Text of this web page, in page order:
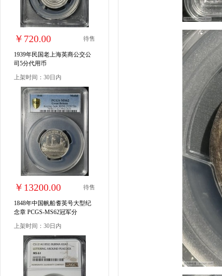
￥720.00 待售
1939年民国老上海英商公交公
司5分代用币
上架时间：30日内
￥13200.00 待售
1848年中国帆船耆英号大型纪
念章 PCGS-MS62冠军分
上架时间：30日内